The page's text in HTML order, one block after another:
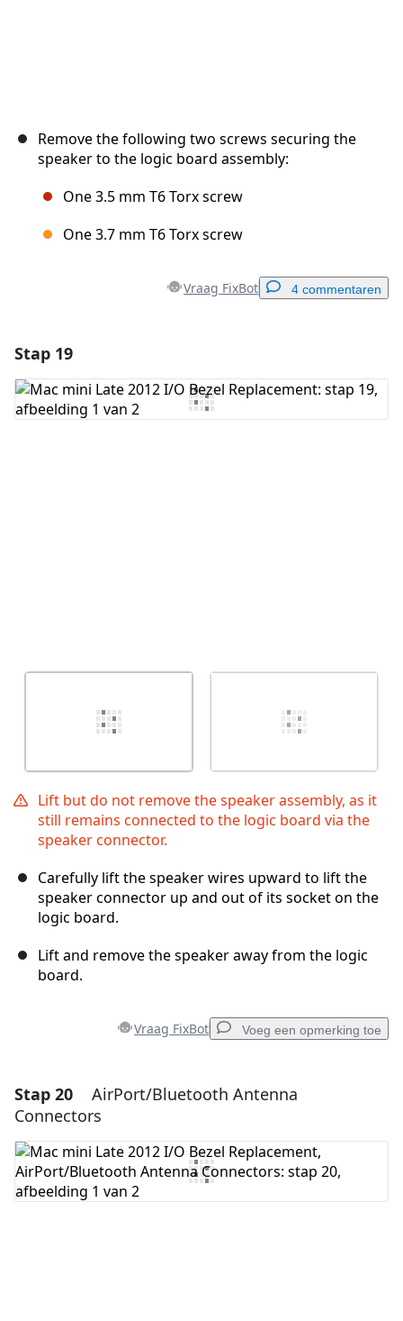
Remove the following two screws securing the
speaker to the logic board assembly:
One 3.5 mm T6 Torx screw
One 3.7 mm T6 Torx screw
Vraag FixBot 4 commentaren
Voeg opmerking toe
Stap 19
Lift but do not remove the speaker assembly, as it
still remains connected to the logic board via the
speaker connector.
Carefully lift the speaker wires upward to lift the
speaker connector up and out of its socket on the
logic board.
Lift and remove the speaker away from the logic
board.
Vraag FixBot Voeg een opmerking toe
Voeg een opmerking toe
Voeg opmerking toe
Stap 20
AirPort/Bluetooth Antenna
Connectors